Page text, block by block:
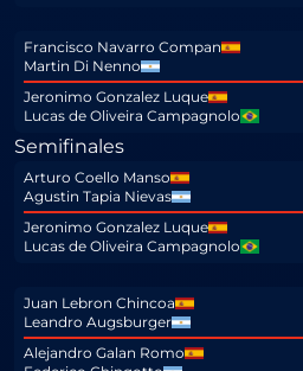
Francisco Navarro Compan
Martin Di Nenno
Jeronimo Gonzalez Luque
Lucas de Oliveira Campagnolo
Semifinales
Arturo Coello Manso
Agustin Tapia Nievas
Jeronimo Gonzalez Luque
Lucas de Oliveira Campagnolo
Juan Lebron Chincoa
Leandro Augsburger
Alejandro Galan Romo